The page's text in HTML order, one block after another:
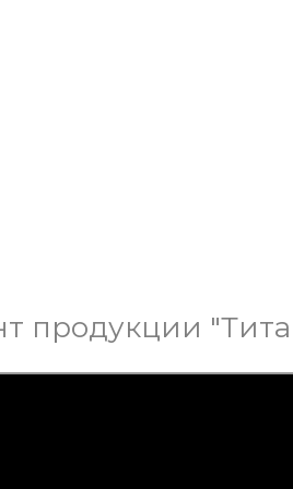
продукции